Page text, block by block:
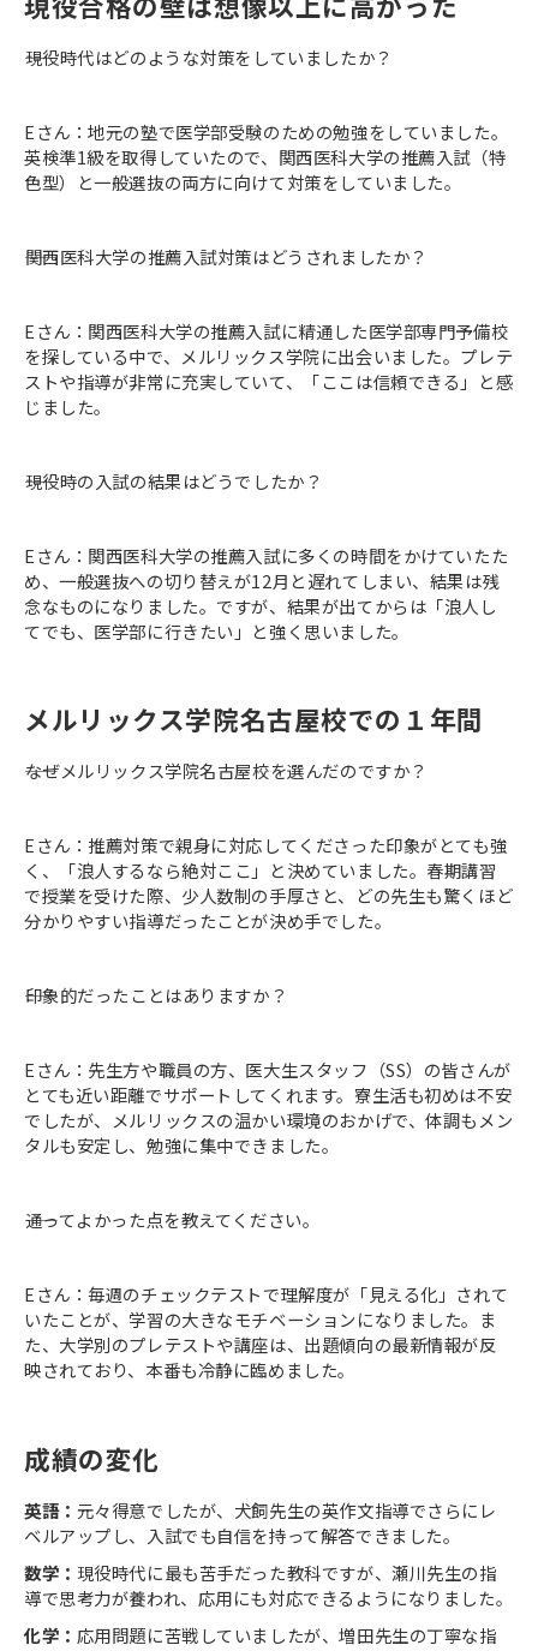
――現役時代はどのような対策をしていましたか？
Eさん：地元の塾で医学部受験のための勉強をしていました。
英検準1級を取得していたので、関西医科大学の推薦入試（特
色型）と一般選抜の両方に向けて対策をしていました。
――関西医科大学の推薦入試対策はどうされましたか？
Eさん：関西医科大学の推薦入試に精通した医学部専門予備校
を探している中で、メルリックス学院に出会いました。プレテ
ストや指導が非常に充実していて、「ここは信頼できる」と感
じました。
――現役時の入試の結果はどうでしたか？
Eさん：関西医科大学の推薦入試に多くの時間をかけていたた
め、一般選抜への切り替えが12月と遅れてしまい、結果は残
念なものになりました。ですが、結果が出てからは「浪人し
てでも、医学部に行きたい」と強く思いました。
メルリックス学院名古屋校での１年間
――なぜメルリックス学院名古屋校を選んだのですか？
Eさん：推薦対策で親身に対応してくださった印象がとても強
く、「浪人するなら絶対ここ」と決めていました。春期講習
で授業を受けた際、少人数制の手厚さと、どの先生も驚くほど
分かりやすい指導だったことが決め手でした。
――印象的だったことはありますか？
Eさん：先生方や職員の方、医大生スタッフ（SS）の皆さんが
とても近い距離でサポートしてくれます。寮生活も初めは不安
でしたが、メルリックスの温かい環境のおかげで、体調もメン
タルも安定し、勉強に集中できました。
――通ってよかった点を教えてください。
Eさん：毎週のチェックテストで理解度が「見える化」されて
いたことが、学習の大きなモチベーションになりました。ま
た、大学別のプレテストや講座は、出題傾向の最新情報が反
映されており、本番も冷静に臨めました。
成績の変化
英語： 元々得意でしたが、犬飼先生の英作文指導でさらにレ
ベルアップし、入試でも自信を持って解答できました。
数学： 現役時代に最も苦手だった教科ですが、瀬川先生の指
導で思考力が養われ、応用にも対応できるようになりました。
化学： 応用問題に苦戦していましたが、増田先生の丁寧な指